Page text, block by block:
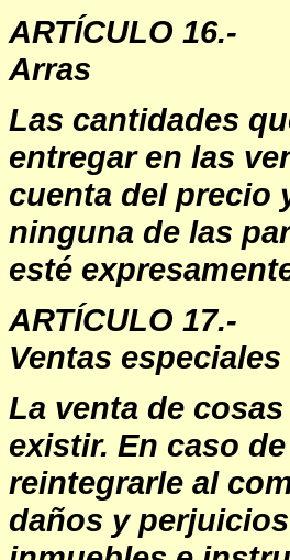
ARTÍCULO 16.-
Arras
Las cantidades
entregar en las
cuenta del precio
ninguna de las
esté
ARTÍCULO 17.-
Ventas especiales
La venta de
existir. En caso
reintegrarle al
daños y